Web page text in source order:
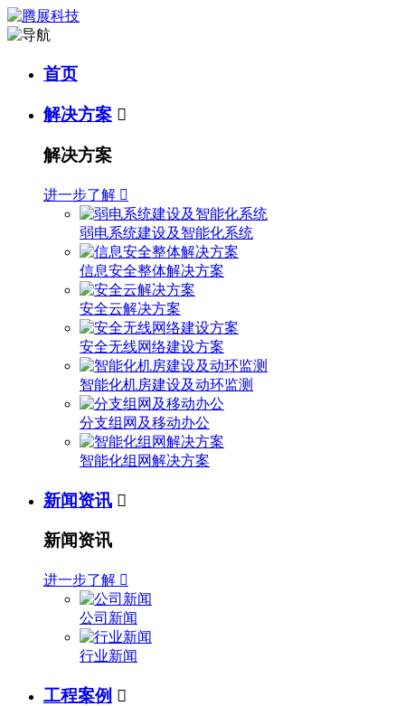
首页
解决方案 
解决方案
进一步了解 
弱电系统建设及智能化系统
信息安全整体解决方案
安全云解决方案
安全无线网络建设方案
智能化机房建设及动环监测
分支组网及移动办公
智能化组网解决方案
新闻资讯 
新闻资讯
进一步了解 
公司新闻
行业新闻
工程案例 